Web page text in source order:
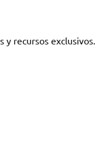
y recursos exclusivos.